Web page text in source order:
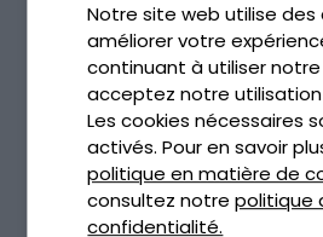
Notre site web utilise des
améliorer votre
continuant à utiliser
acceptez notre utilisation
Les cookies nécessaires
activés. Pour en savoir
politique en matière de
consultez notrepolitique
confidentialité.
Assainissement non collectif
le monde devrait lire
Nov 27, 2025